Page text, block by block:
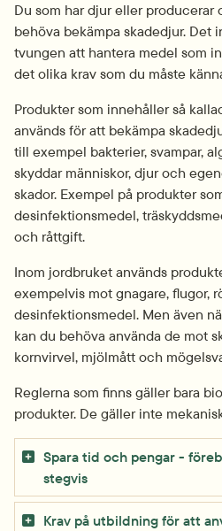
Du som har djur eller producerar
behöva bekämpa skadedjur. Det
tvungen att hantera medel som
det olika krav som du måste
Produkter som innehåller så
används för att bekämpa
till exempel bakterier, svampar,
skyddar människor, djur och
skador. Exempel på produkter
desinfektionsmedel,
och råttgift.
Inom jordbruket används
exempelvis mot gnagare, flugor,
desinfektionsmedel. Men även
kan du behöva använda de mot
kornvirvel, mjölmått och
Reglerna som finns gäller bara
produkter. De gäller inte
Spara tid och pengar -
stegvis
Krav på utbildning för att